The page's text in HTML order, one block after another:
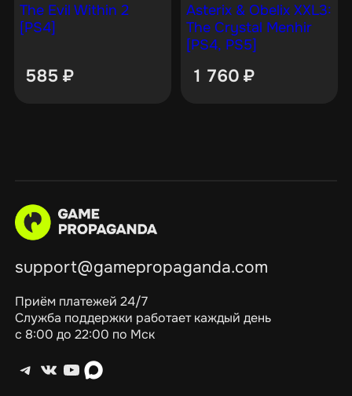
The Evil Within 2
[PS4]
585 ₽
Asterix & Obelix XXL3:
The Crystal Menhir
[PS4, PS5]
1 760 ₽
support@gamepropaganda.com
Приём платежей 24/7
Служба поддержки работает каждый день
с 8:00 до 22:00 по Мск
Telegram ВКонтакте YouTube max